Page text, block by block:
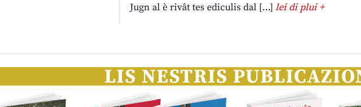
Jugn al è rivât tes ediculis dal […] lei di plui +